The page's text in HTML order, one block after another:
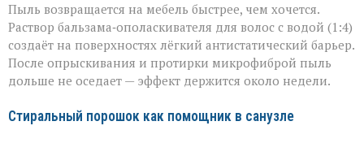
Пыль возвращается на мебель быстрее, чем хочется.
Раствор бальзама‑ополаскивателя для волос с водой (1:4)
создаёт на поверхностях лёгкий антистатический барьер.
После опрыскивания и протирки микрофиброй пыль
дольше не оседает — эффект держится около недели.
Стиральный порошок как помощник в санузле